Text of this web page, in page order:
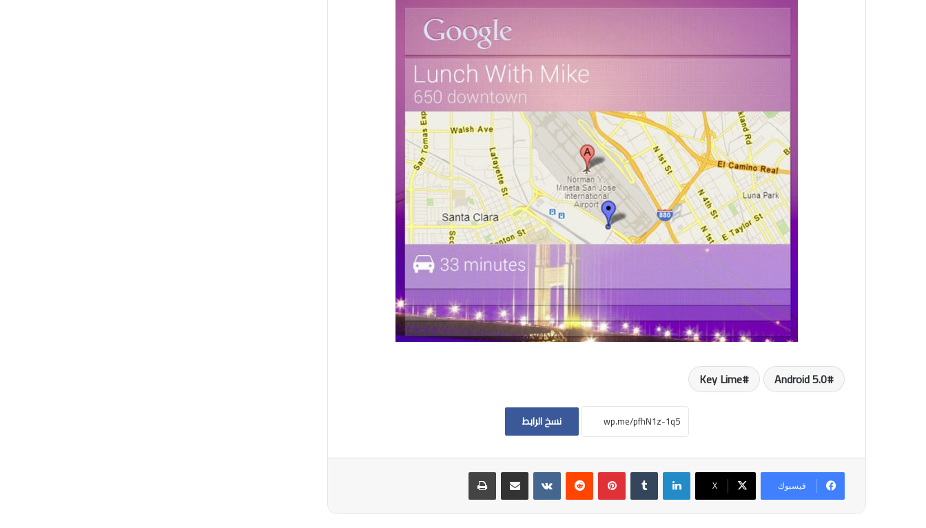
Android 5.0
Key Lime
نسخ الرابط
فيسبوك ‫X
لينكدإن بينتيريست مشاركة عبر البريد طباعة